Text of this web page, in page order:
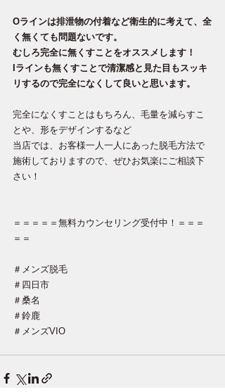
Oラインは排泄物の付着など衛生的に考えて、全
く無くても問題ないです。
むしろ完全に無くすことをオススメします！
Iラインも無くすことで清潔感と見た目もスッキ
リするので完全になくして良いと思います。
完全になくすことはもちろん、毛量を減らすこ
とや、形をデザインするなど
当店では、お客様一人一人にあった脱毛方法で
施術しておりますので、ぜひお気楽にご相談下
さい！
＝＝＝＝＝無料カウンセリング受付中！＝＝＝
＝＝
＃メンズ脱毛
＃四日市
＃桑名
＃鈴鹿
＃メンズVIO